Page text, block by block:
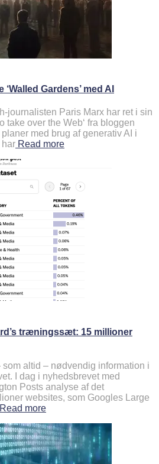
Gardens’ med AI
journalisten Paris Marx har ret i sin
take over the Web‘ fra bloggen
med brug af generativ AI i
Read more
træningssæt: 15 millioner
altid – nødvendig information i
I dag i nyhedsbrevet med
Posts analyse af det
websites, som Googles Large
Read more